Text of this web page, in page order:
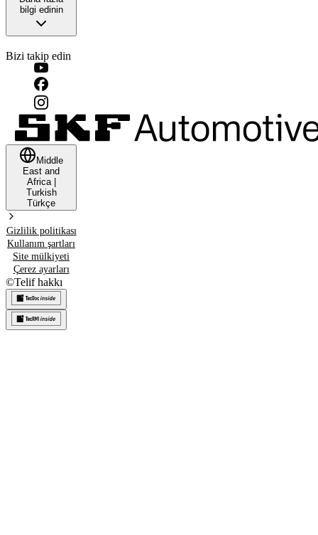
bilgi edinin
Bizi takip edin
Middle
East and
Africa|
Turkish
Türkçe
Gizlilik politikası
Kullanım şartları
Site mülkiyeti
Çerez ayarları
©Telif hakkı